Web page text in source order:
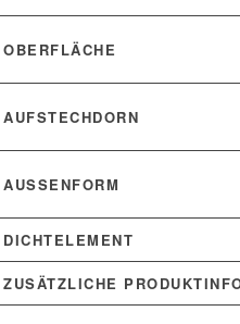
OBERFLÄCHE
AUFSTECHDORN
AUSSENFORM
DICHTELEMENT
ZUSÄTZLICHE